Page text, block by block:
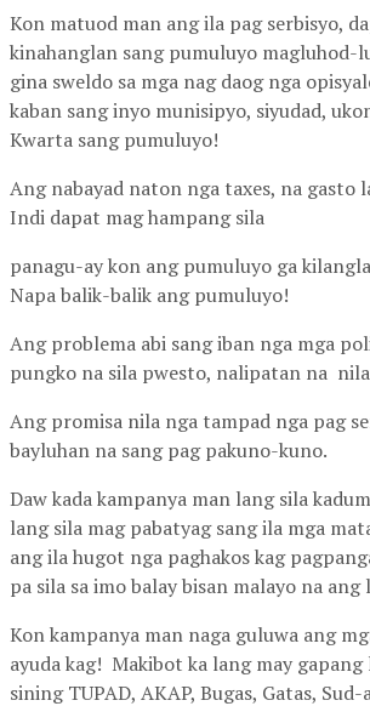
Kon matuod man ang ila pag serbisyo,
kinahanglan sang pumuluyo magluhod-
gina sweldo sa mga nag daog nga
kaban sang inyo munisipyo, siyudad,
Kwarta sang pumuluyo!
Ang nabayad naton nga taxes, na gasto
Indi dapat mag hampang sila
panagu-ay kon ang pumuluyo ga
Napa balik-balik ang pumuluyo!
Ang problema abi sang iban nga mga
pungko na sila pwesto, nalipatan na
Ang promisa nila nga tampad nga pag
bayluhan na sang pag pakuno-kuno.
Daw kada kampanya man lang sila
lang sila mag pabatyag sang ila mga
ang ila hugot nga paghakos kag
pa sila sa imo balay bisan malayo na ang
Kon kampanya man naga guluwa ang
ayuda kag! Makibot ka lang may
sining TUPAD, AKAP, Bugas, Gatas,